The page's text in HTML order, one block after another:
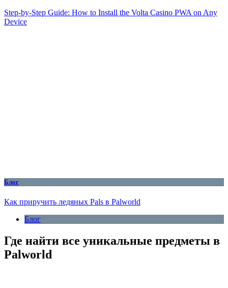
Step-by-Step Guide: How to Install the Volta Casino PWA on Any
Device
Блог
Как приручить ледяных Pals в Palworld
Блог
Где найти все уникальные предметы в
Palworld